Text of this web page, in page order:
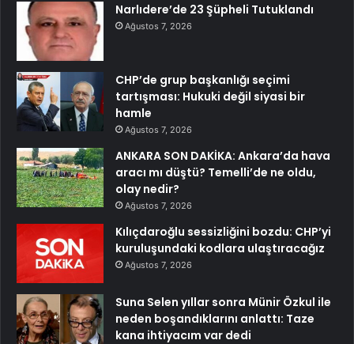
Narlıdere’de 23 Şüpheli Tutuklandı
Ağustos 7, 2026
CHP’de grup başkanlığı seçimi
tartışması: Hukuki değil siyasi bir
hamle
Ağustos 7, 2026
ANKARA SON DAKİKA: Ankara’da hava
aracı mı düştü? Temelli’de ne oldu,
olay nedir?
Ağustos 7, 2026
Kılıçdaroğlu sessizliğini bozdu: CHP’yi
kuruluşundaki kodlara ulaştıracağız
Ağustos 7, 2026
Suna Selen yıllar sonra Münir Özkul ile
neden boşandıklarını anlattı: Taze
kana ihtiyacım var dedi